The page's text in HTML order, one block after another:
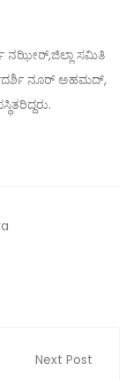
ನಝೀರ್,ಜಿಲ್ಲಾ ಸಮಿತಿ
ನೂರ್ ಅಹಮದ್,
Next Post